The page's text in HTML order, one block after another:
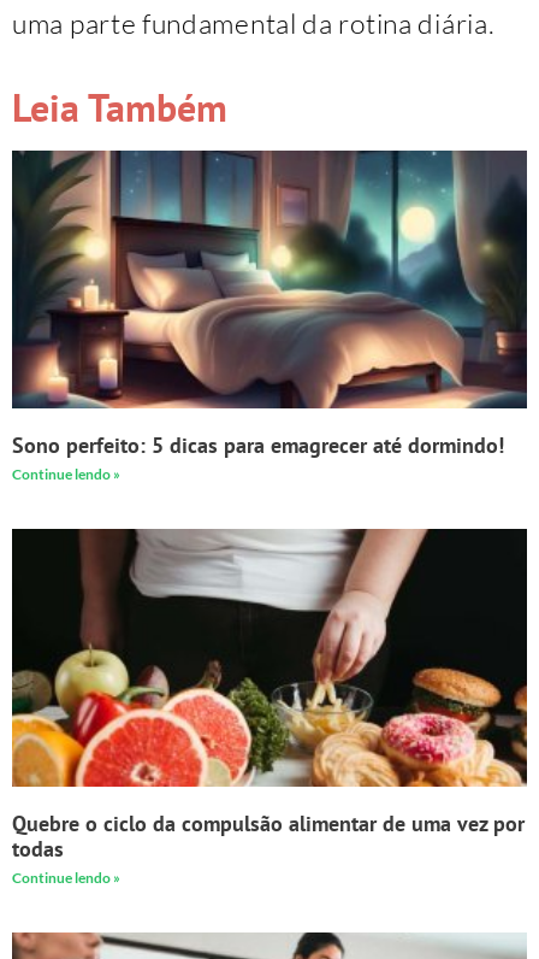
uma parte fundamental da rotina diária.
Leia Também
Sono perfeito: 5 dicas para emagrecer até dormindo!
Continue lendo »
Quebre o ciclo da compulsão alimentar de uma vez por
todas
Continue lendo »